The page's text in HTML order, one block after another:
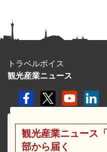
トラベルボイス
観光産業ニュース
観光産業ニュース
部から届く